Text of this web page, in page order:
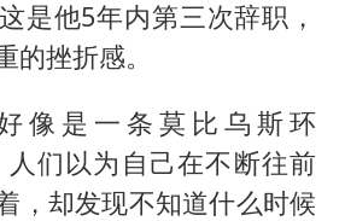
是他5年内第三次辞职，
的挫折感。
像是一条莫比乌斯环
人们以为自己在不断往前
，却发现不知道什么时候